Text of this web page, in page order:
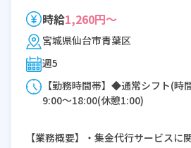
時給1,260円～
宮城県仙台市青葉区
週5
【勤務時間帯】◆通常シフト(時
9:00〜18:00(休憩1:00)
【業務概要】・集金代行サービスに